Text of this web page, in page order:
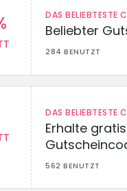
DAS BELIEBTESTE
Beliebter
284 BENUTZT
DAS BELIEBTESTE
Erhalte
562 BENUTZT